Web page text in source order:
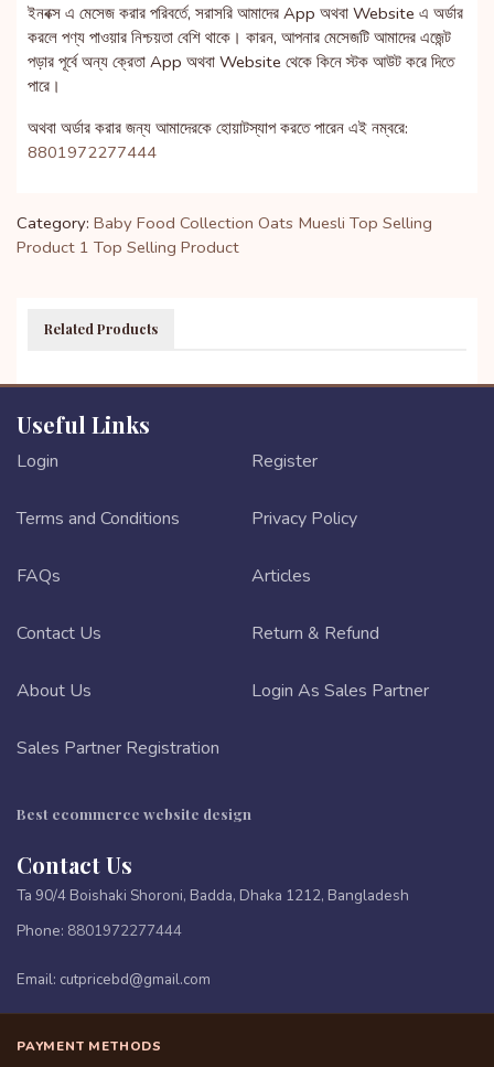
ইনবক্স এ মেসেজ করার পরিবর্তে, সরাসরি আমাদের App অথবা Website এ অর্ডার
করলে পণ্য পাওয়ার নিশ্চয়তা বেশি থাকে। কারন, আপনার মেসেজটি আমাদের এজেন্ট
পড়ার পূর্বে অন্য ক্রেতা App অথবা Website থেকে কিনে স্টক আউট করে দিতে
পারে।
অথবা অর্ডার করার জন্য আমাদেরকে হোয়াটস্যাপ করতে পারেন এই নম্বরে:
8801972277444
Category: Baby Food Collection Oats Muesli Top Selling
Product 1 Top Selling Product
Related Products
Useful Links
Login Register
Terms and Conditions Privacy Policy
FAQs Articles
Contact Us Return & Refund
About Us Login As Sales Partner
Sales Partner Registration
Best ecommerce website design
Contact Us
Ta 90/4 Boishaki Shoroni, Badda, Dhaka 1212, Bangladesh
Phone: 8801972277444
Email: cutpricebd@gmail.com
PAYMENT METHODS